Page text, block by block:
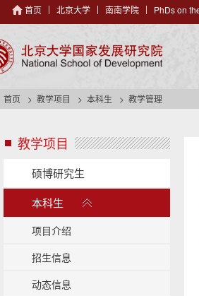
首页 北京大学 南南学院 PhDs on
首页 教学项目 本科生 教学管理
教学项目 s
d
e
a
硕博研究生
本科生
开
项目介绍
招生信息
动态信息